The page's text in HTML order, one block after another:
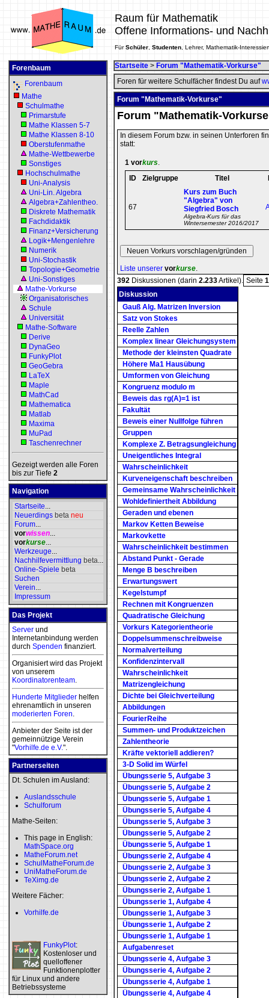
Raum für Mathematik
Offene Informations- und
FürSchüler Studenten , Lehrer, Mathematik-
Forenbaum
Forenbaum
Mathe
Schulmathe
Primarstufe
Mathe Klassen 5-7
Mathe Klassen 8-10
Oberstufenmathe
Mathe-Wettbewerbe
Sonstiges
Hochschulmathe
Uni-Analysis
Uni-Lin. Algebra
Algebra+Zahlentheo.
Diskrete Mathematik
Fachdidaktik
Finanz+Versicherung
Logik+Mengenlehre
Numerik
Uni-Stochastik
Topologie+Geometrie
Uni-Sonstiges
Mathe-Vorkurse
Organisatorisches
Schule
Universität
Mathe-Software
Derive
DynaGeo
FunkyPlot
GeoGebra
LaTeX
Maple
MathCad
Mathematica
Matlab
Maxima
MuPad
Taschenrechner
Gezeigt werden alle Foren
bis zur Tiefe 2
Navigation
Startseite...
Neuerdings beta neu
Forum...
vorwissen...
vorkurse...
Werkzeuge...
Nachhilfevermittlung beta...
Online-Spiele beta
Suchen
Verein...
Impressum
Das Projekt
Server und
Internetanbindung werden
durch Spenden finanziert.
Organisiert wird das Projekt
von unserem
Koordinatorenteam.
Hunderte Mitglieder helfen
ehrenamtlich in unseren
moderierten Foren.
Anbieter der Seite ist der
gemeinnützige Verein
"Vorhilfe.de e.V.".
Partnerseiten
Dt. Schulen im Ausland:
Auslandsschule
Schulforum
Mathe-Seiten:
This page in English:
MathSpace.org
MatheForum.net
SchulMatheForum.de
UniMatheForum.de
TeXimg.de
Weitere Fächer:
Vorhilfe.de
FunkyPlot:
Kostenloser und
quelloffener
Funktionenplotter
für Linux und andere
Betriebssysteme
Startseite > Forum "Mathematik-Vorkurse"
Foren für weitere Schulfächer findest Du auf
Forum "Mathematik-Vorkurse"
Forum "Mathematik-
In diesem Forum bzw. in seinen Unterforen
statt:
1 vorkurs.
ID
Zielgruppe Titel
67
Kurs zum Buch
"Algebra" von
Siegfried Bosch
Algebra-Kurs für das
Wintersemester 2016/2017
Liste unserer vorkurse.
392 Diskussionen (darin 2.233Artikel). Seite 1
Diskussion
Gauß Alg. Matrizen Inversion
Satz von Stokes
Reelle Zahlen
Komplex linear Gleichungsystem
Methode der kleinsten Quadrate
Höhere Ma1 Hausübung
Umformen von Gleichung
Kongruenz modulo m
Beweis das rg(A)=1 ist
Fakultät
Beweis einer Nullfolge führen
Gruppen
Komplexe Z. Betragsungleichung
Uneigentliches Integral
Wahrscheinlichkeit
Kurveneigenschaft beschreiben
Gemeinsame Wahrscheinlichkeit
Wohldefiniertheit Abbildung
Geraden und ebenen
Markov Ketten Beweise
Markovkette
Wahrscheinlichkeit bestimmen
Abstand Punkt - Gerade
Menge B beschreiben
Erwartungswert
Kegelstumpf
Rechnen mit Kongruenzen
Quadratische Gleichung
Vorkurs Kategorientheorie
Doppelsummenschreibweise
Normalverteilung
Konfidenzintervall
Wahrscheinlichkeit
Matrizengleichung
Dichte bei Gleichverteilung
Abbildungen
FourierReihe
Summen- und Produktzeichen
Zahlentheorie
Kräfte vektoriell addieren?
3-D Solid im Würfel
Übungsserie 5, Aufgabe 3
Übungsserie 5, Aufgabe 2
Übungsserie 5, Aufgabe 1
Übungsserie 5, Aufgabe 4
Übungsserie 5, Aufgabe 3
Übungsserie 5, Aufgabe 2
Übungsserie 5, Aufgabe 1
Übungsserie 2, Aufgabe 4
Übungsserie 2, Aufgabe 3
Übungsserie 2, Aufgabe 2
Übungsserie 2, Aufgabe 1
Übungsserie 1, Aufgabe 4
Übungsserie 1, Aufgabe 3
Übungsserie 1, Aufgabe 2
Übungsserie 1, Aufgabe 1
Aufgabenreset
Übungsserie 4, Aufgabe 3
Übungsserie 4, Aufgabe 2
Übungsserie 4, Aufgabe 1
Übungsserie 4, Aufgabe 4